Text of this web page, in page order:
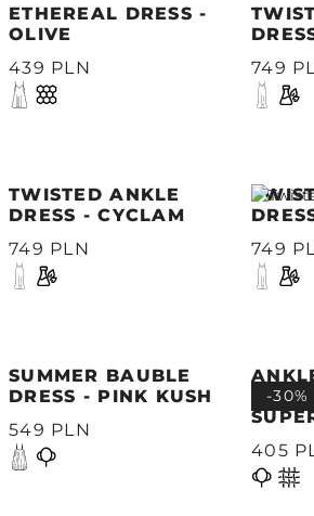
ETHEREAL DRESS -
OLIVE
439 PLN
749
TWISTED ANKLE
DRESS - CYCLAM
749 PLN
749
SUMMER BAUBLE
DRESS - PINK KUSH
549 PLN
405
-30%